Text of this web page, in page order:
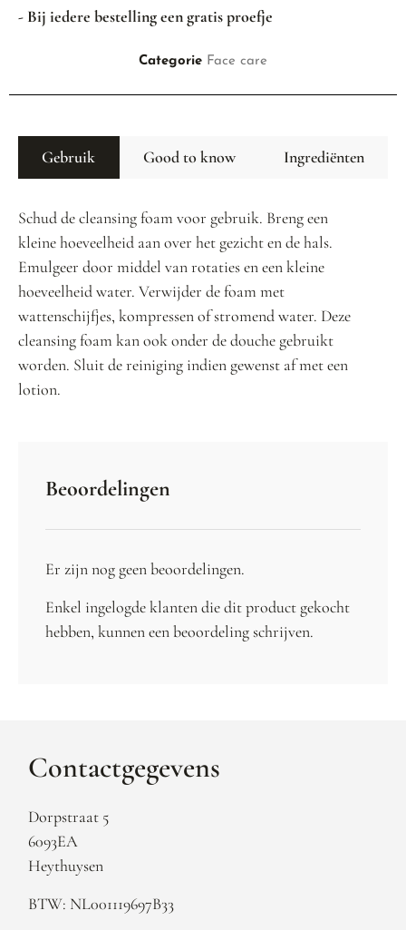
- Bij iedere bestelling een gratis proefje
Categorie Face care
Gebruik Good to know Ingrediënten
Schud de cleansing foam voor gebruik. Breng een
kleine hoeveelheid aan over het gezicht en de hals.
Emulgeer door middel van rotaties en een kleine
hoeveelheid water. Verwijder de foam met
wattenschijfjes, kompressen of stromend water. Deze
cleansing foam kan ook onder de douche gebruikt
worden. Sluit de reiniging indien gewenst af met een
lotion.
Beoordelingen
Er zijn nog geen beoordelingen.
Enkel ingelogde klanten die dit product gekocht
hebben, kunnen een beoordeling schrijven.
Contactgegevens
Dorpstraat 5
6093EA
Heythuysen
BTW: NL001119697B33